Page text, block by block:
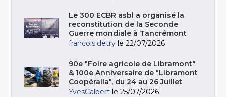
Le 300 ECBR asbl a organisé la
reconstitution de la Seconde
Guerre mondiale à Tancrémont
francois.detry le 22/07/2026
90e "Foire agricole de Libramont"
& 100e Anniversaire de "Libramont
Coopéralia", du 24 au 26 Juillet
YvesCalbert le 25/07/2026